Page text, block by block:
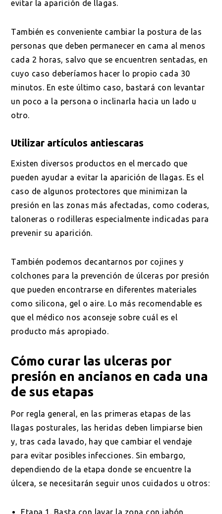
evitar la aparición de llagas.
También es conveniente cambiar la postura de las
personas que deben permanecer en cama al menos
cada 2 horas, salvo que se encuentren sentadas, en
cuyo caso deberíamos hacer lo propio cada 30
minutos. En este último caso, bastará con levantar
un poco a la persona o inclinarla hacia un lado u
otro.
Utilizar artículos antiescaras
Existen diversos productos en el mercado que
pueden ayudar a evitar la aparición de llagas. Es el
caso de algunos protectores que minimizan la
presión en las zonas más afectadas, como coderas,
taloneras o rodilleras especialmente indicadas para
prevenir su aparición.
También podemos decantarnos por cojines y
colchones para la prevención de úlceras por presión
que pueden encontrarse en diferentes materiales
como silicona, gel o aire. Lo más recomendable es
que el médico nos aconseje sobre cuál es el
producto más apropiado.
Cómo curar las ulceras por
presión en ancianos en cada una
de sus etapas
Por regla general, en las primeras etapas de las
llagas posturales, las heridas deben limpiarse bien
y, tras cada lavado, hay que cambiar el vendaje
para evitar posibles infecciones. Sin embargo,
dependiendo de la etapa donde se encuentre la
úlcera, se necesitarán seguir unos cuidados u otros:
Etapa 1. Basta con lavar la zona con jabón